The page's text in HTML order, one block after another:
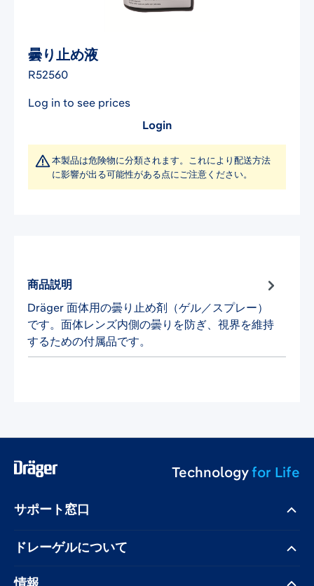
曇り止め液
R52560
Log in to see prices
Login
本製品は危険物に分類されます。これにより配送方法
に影響が出る可能性がある点にご注意ください。
商品説明
Dräger 面体用の曇り止め剤（ゲル／スプレー）
です。面体レンズ内側の曇りを防ぎ、視界を維持
するための付属品です。
Technologyfor Life
サポート窓口
ドレーゲル​について
情報